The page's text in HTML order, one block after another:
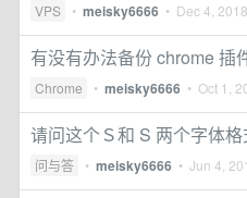
VPS • meisky6666 • Dec 4, 2018
有没有办法备份 chrome 插
Chrome • meisky6666 • Oct 1,
请问这个Ｓ和 S 两个字体格
问与答 • meisky6666 • Jun 4,